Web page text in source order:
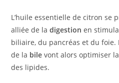
L’huile essentielle de citron se
alliée de la digestion en
biliaire, du pancréas et du foie.
de la bile vont alors optimiser
des lipides.